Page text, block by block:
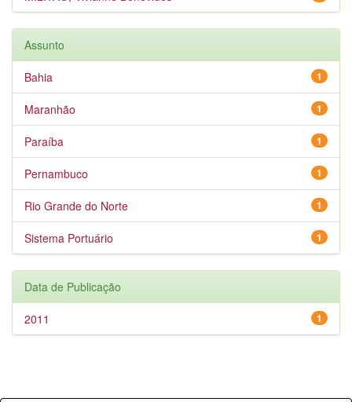
Assunto
1
Bahia
1
Maranhão
1
Paraíba
1
Pernambuco
1
Rio Grande do Norte
1
Sistema Portuário
Data de Publicação
1
2011